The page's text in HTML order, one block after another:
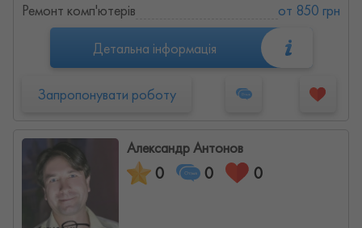
Ремонт комп'ютерів
от 850 грн
Детальна інформація
Запропонувати роботу
Александр Антонов
0 0 0